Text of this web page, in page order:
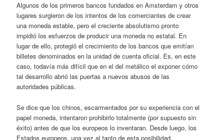
Algunos de los primeros bancos fundados en Amsterdam y otros
lugares surgieron de los intentos de los comerciantes de crear
una moneda estable, pero el creciente absolutismo pronto
impidió los esfuerzos de producir una moneda no estatal. En
lugar de ello, protegió el crecimiento de los bancos que emitían
billetes denominados en la unidad de cuenta oficial. Es, en este
caso, todavía más difícil que en el del metálico el exponer cómo
tal desarrollo abrió las puertas a nuevos abusos de las
autoridades públicas.
Se dice que los chinos, escarmentados por su experiencia con el
papel moneda, intentaron prohibirlo totalmente (por supuesto sin
éxito) antes de que los europeos lo inventaran. Desde luego, los
Estados europeos, una vez al tanto de esta posibilidad,